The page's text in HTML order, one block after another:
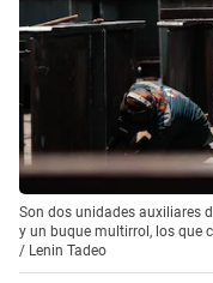
Son dos unidades auxiliares
y un buque multirrol, los que
/ Lenin Tadeo